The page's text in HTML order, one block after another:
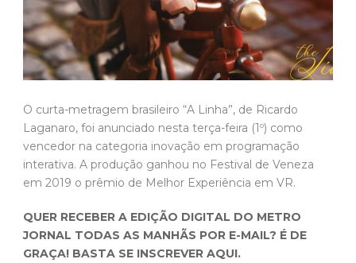
O curta-metragem brasileiro “A Linha”, de Ricardo
Laganaro, foi anunciado nesta terça-feira (1º) como
vencedor na categoria inovação em programação
interativa. A produção ganhou no Festival de Veneza
em 2019 o prêmio de Melhor Experiência em VR.
QUER RECEBER A EDIÇÃO DIGITAL DO METRO
JORNAL TODAS AS MANHÃS POR E-MAIL? É DE
GRAÇA! BASTA SE INSCREVER AQUI.